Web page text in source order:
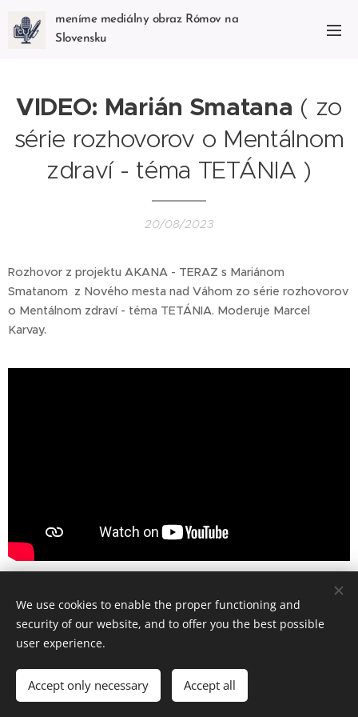
meníme mediálny obraz Rómov na
Slovensku
VIDEO: Marián Smatana ( zo
série rozhovorov o Mentálnom
zdraví - téma TETÁNIA )
20/08/2023
Rozhovor z projektu AKANA - TERAZ s Mariánom
Smatanom z Nového mesta nad Váhom zo série rozhovorov
o Mentálnom zdraví - téma TETÁNIA. Moderuje Marcel
Karvay.
© Art Society, 2025
Meníme mediálny obraz Rómov.
We use cookies to enable the proper functioning and
security of our website, and to offer you the best possible
user experience.
Accept only necessary Accept all